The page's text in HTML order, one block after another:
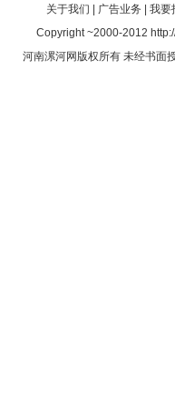
关于我们
广告业务
我要
Copyright ~2000-2012
河南漯河网版权所有 未经书面